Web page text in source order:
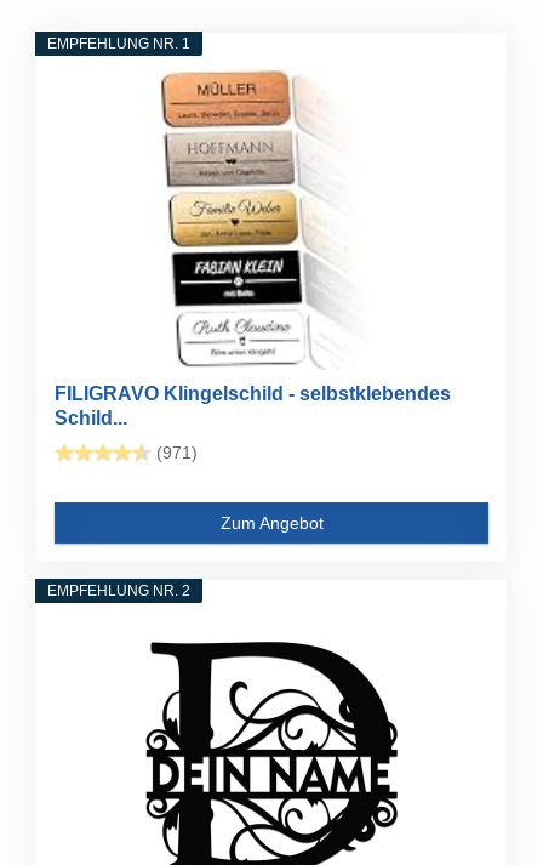
EMPFEHLUNG NR. 1
FILIGRAVO Klingelschild - selbstklebendes
Schild...
(971)
Zum Angebot
EMPFEHLUNG NR. 2